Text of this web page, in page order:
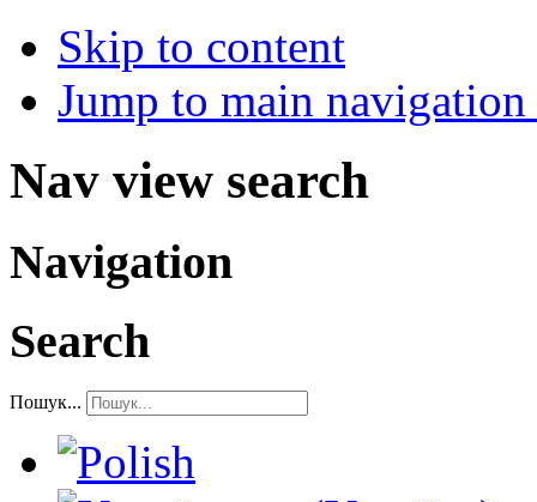
Skip to content
Jump to main
Nav view search
Navigation
Search
Пошук...